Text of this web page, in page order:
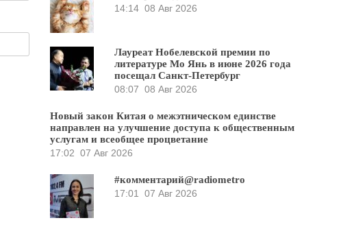
14:14 08 Авг 2026
Лауреат Нобелевской премии по
литературе Мо Янь в июне 2026 года
посещал Санкт-Петербург
08:07 08 Авг 2026
Новый закон Китая о межэтническом единстве
направлен на улучшение доступа к общественным
услугам и всеобщее процветание
17:02 07 Авг 2026
#комментарий@radiometro
17:01
07 Авг 2026